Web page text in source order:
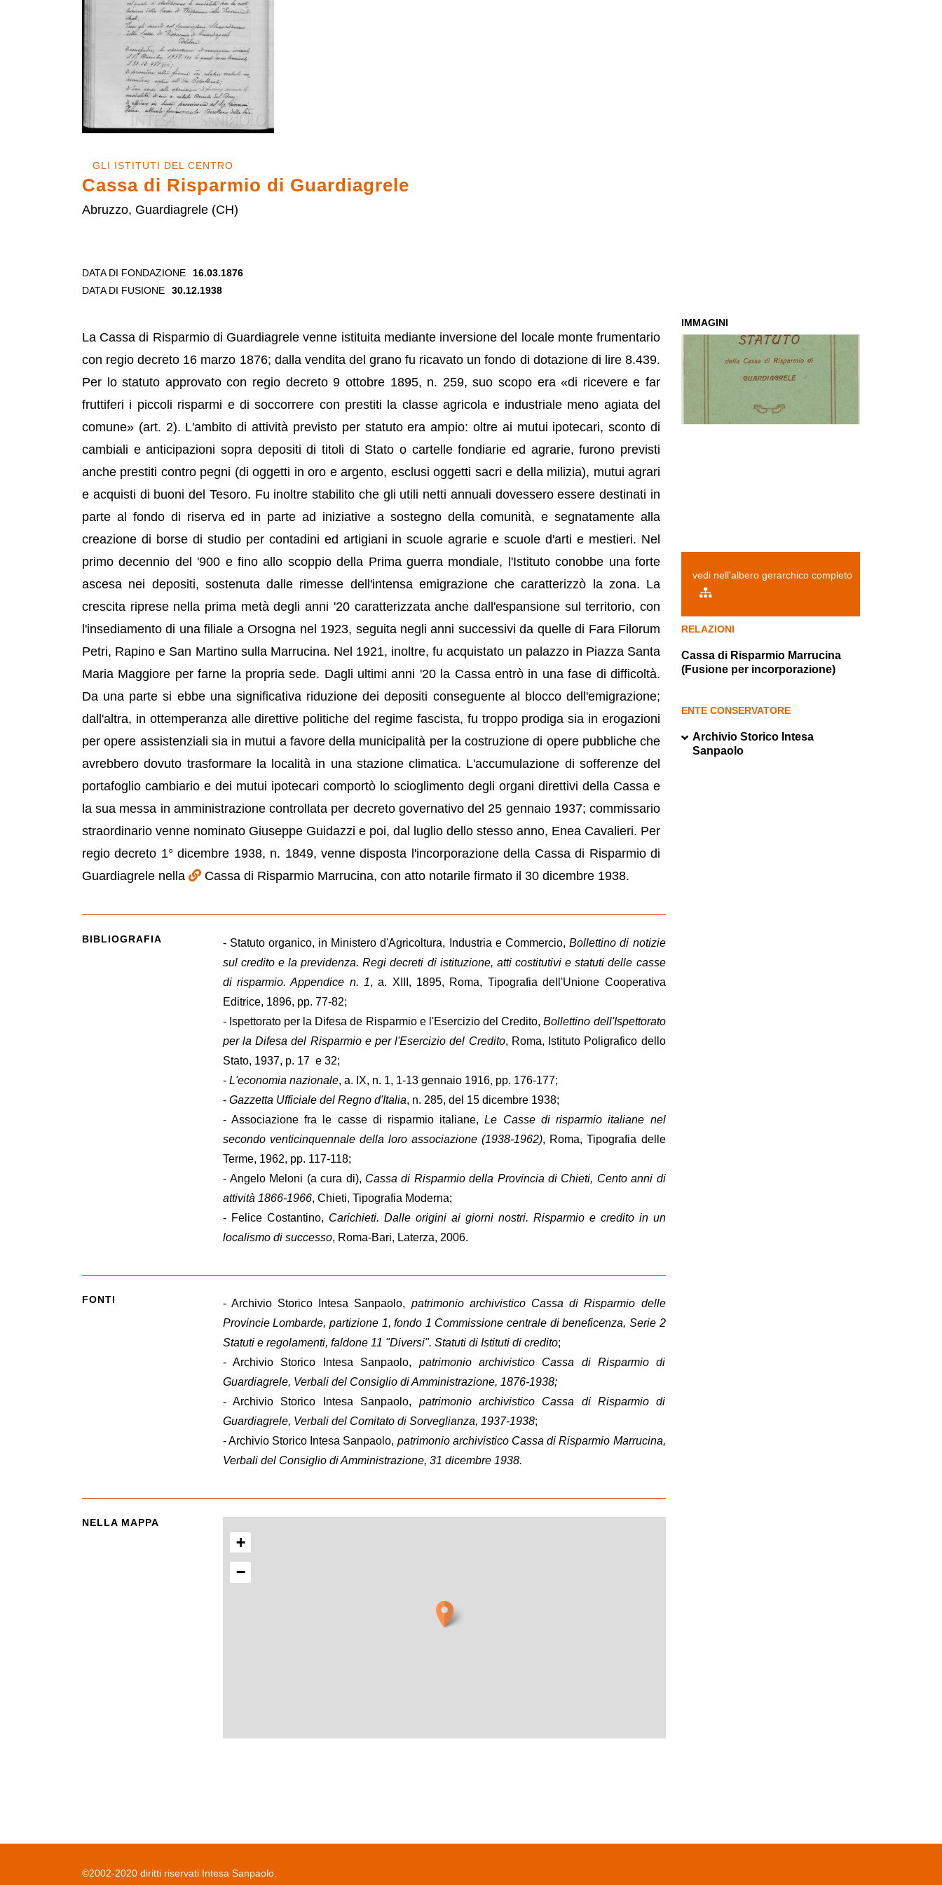
GLI ISTITUTI DEL CENTRO
Cassa di Risparmio di Guardiagrele
Abruzzo, Guardiagrele (CH)
DATA DI FONDAZIONE
16.03.1876
DATA DI FUSIONE
30.12.1938
La Cassa di Risparmio di Guardiagrele venne istituita mediante inversione del locale monte frumentario
con regio decreto 16 marzo 1876; dalla vendita del grano fu ricavato un fondo di dotazione di lire 8.439.
Per lo statuto approvato con regio decreto 9 ottobre 1895, n. 259, suo scopo era «di ricevere e far
fruttiferi i piccoli risparmi e di soccorrere con prestiti la classe agricola e industriale meno agiata del
comune» (art. 2). L'ambito di attività previsto per statuto era ampio: oltre ai mutui ipotecari, sconto di
cambiali e anticipazioni sopra depositi di titoli di Stato o cartelle fondiarie ed agrarie, furono previsti
anche prestiti contro pegni (di oggetti in oro e argento, esclusi oggetti sacri e della milizia), mutui agrari
e acquisti di buoni del Tesoro. Fu inoltre stabilito che gli utili netti annuali dovessero essere destinati in
parte al fondo di riserva ed in parte ad iniziative a sostegno della comunità, e segnatamente alla
creazione di borse di studio per contadini ed artigiani in scuole agrarie e scuole d'arti e mestieri. Nel
primo decennio del '900 e fino allo scoppio della Prima guerra mondiale, l'Istituto conobbe una forte
ascesa nei depositi, sostenuta dalle rimesse dell'intensa emigrazione che caratterizzò la zona. La
crescita riprese nella prima metà degli anni '20 caratterizzata anche dall'espansione sul territorio, con
l'insediamento di una filiale a Orsogna nel 1923, seguita negli anni successivi da quelle di Fara Filorum
Petri, Rapino e San Martino sulla Marrucina. Nel 1921, inoltre, fu acquistato un palazzo in Piazza Santa
Maria Maggiore per farne la propria sede. Dagli ultimi anni '20 la Cassa entrò in una fase di difficoltà.
Da una parte si ebbe una significativa riduzione dei depositi conseguente al blocco dell'emigrazione;
dall'altra, in ottemperanza alle direttive politiche del regime fascista, fu troppo prodiga sia in erogazioni
per opere assistenziali sia in mutui a favore della municipalità per la costruzione di opere pubbliche che
avrebbero dovuto trasformare la località in una stazione climatica. L'accumulazione di sofferenze del
portafoglio cambiario e dei mutui ipotecari comportò lo scioglimento degli organi direttivi della Cassa e
la sua messa in amministrazione controllata per decreto governativo del 25 gennaio 1937; commissario
straordinario venne nominato Giuseppe Guidazzi e poi, dal luglio dello stesso anno, Enea Cavalieri. Per
regio decreto 1° dicembre 1938, n. 1849, venne disposta l'incorporazione della Cassa di Risparmio di
Guardiagrele nella
Cassa di Risparmio Marrucina, con atto notarile firmato il 30 dicembre 1938.
IMMAGINI
vedi nell'albero gerarchico completo
RELAZIONI
Cassa di Risparmio Marrucina
(Fusione per incorporazione)
ENTE CONSERVATORE
Archivio Storico Intesa
Sanpaolo
BIBLIOGRAFIA - Statuto organico, in Ministero d'Agricoltura, Industria e Commercio,Bollettino di notizie
sul credito e la previdenza. Regi decreti di istituzione, atti costitutivi e statuti delle casse
di risparmio. Appendice n. 1, a. XIII, 1895, Roma, Tipografia dell'Unione Cooperativa
Editrice, 1896, pp. 77-82;
- Ispettorato per la Difesa de Risparmio e l'Esercizio del Credito,Bollettino dell'Ispettorato
per la Difesa del Risparmio e per l'Esercizio del Credito, Roma, Istituto Poligrafico dello
Stato, 1937, p. 17 e 32;
- L'economia nazionale, a. IX, n. 1, 1-13 gennaio 1916, pp. 176-177;
- Gazzetta Ufficiale del Regno d'Italia, n. 285, del 15 dicembre 1938;
- Associazione fra le casse di risparmio italiane,Le Casse di risparmio italiane nel
secondo venticinquennale della loro associazione (1938-1962), Roma, Tipografia delle
Terme, 1962, pp. 117-118;
- Angelo Meloni (a cura di), Cassa di Risparmio della Provincia di Chieti, Cento anni di
attività 1866-1966, Chieti, Tipografia Moderna;
- Felice Costantino, Carichieti. Dalle origini ai giorni nostri. Risparmio e credito in un
localismo di successo, Roma-Bari, Laterza, 2006.
FONTI - Archivio Storico Intesa Sanpaolo, patrimonio archivistico Cassa di Risparmio delle
Provincie Lombarde, partizione 1, fondo 1 Commissione centrale di beneficenza, Serie 2
Statuti e regolamenti, faldone 11 "Diversi". Statuti di Istituti di credito;
- Archivio Storico Intesa Sanpaolo, patrimonio archivistico Cassa di Risparmio di
Guardiagrele, Verbali del Consiglio di Amministrazione, 1876-1938;
- Archivio Storico Intesa Sanpaolo, patrimonio archivistico Cassa di Risparmio di
Guardiagrele, Verbali del Comitato di Sorveglianza, 1937-1938;
- Archivio Storico Intesa Sanpaolo, patrimonio archivistico Cassa di Risparmio Marrucina,
Verbali del Consiglio di Amministrazione, 31 dicembre 1938.
NELLA MAPPA
+
−
©2002-2020 diritti riservati Intesa Sanpaolo.